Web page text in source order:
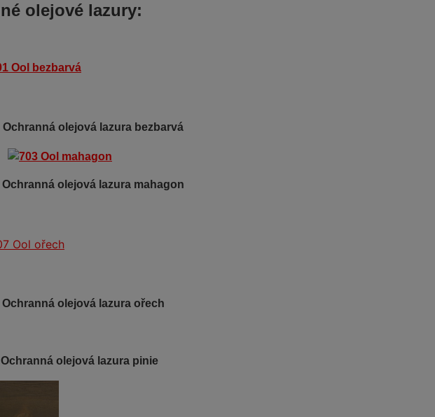
olejové lazury:
Ochranná olejová lazura bezbarvá
Ochranná olejová lazura mahagon
Ochranná olejová lazura ořech
olejová lazura pinie